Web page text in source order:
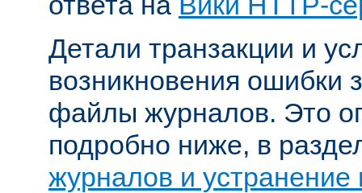
Детали транзакции и
возникновения ошибки
файлы журналов. Это
подробно ниже, в
журналов и устранение